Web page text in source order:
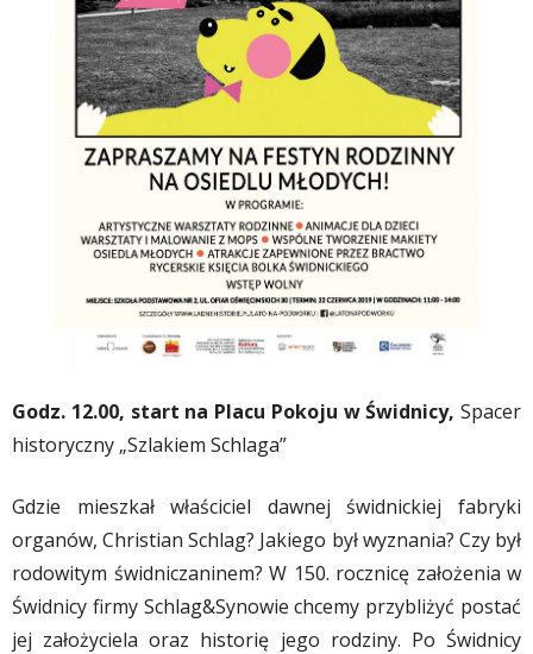
Godz. 12.00, start na Placu Pokoju w Świdnicy, Spacer
historyczny „Szlakiem Schlaga”
Gdzie mieszkał właściciel dawnej świdnickiej fabryki
organów, Christian Schlag? Jakiego był wyznania? Czy był
rodowitym świdniczaninem? W 150. rocznicę założenia w
Świdnicy firmy Schlag&Synowie chcemy przybliżyć postać
jej założyciela oraz historię jego rodziny. Po Świdnicy